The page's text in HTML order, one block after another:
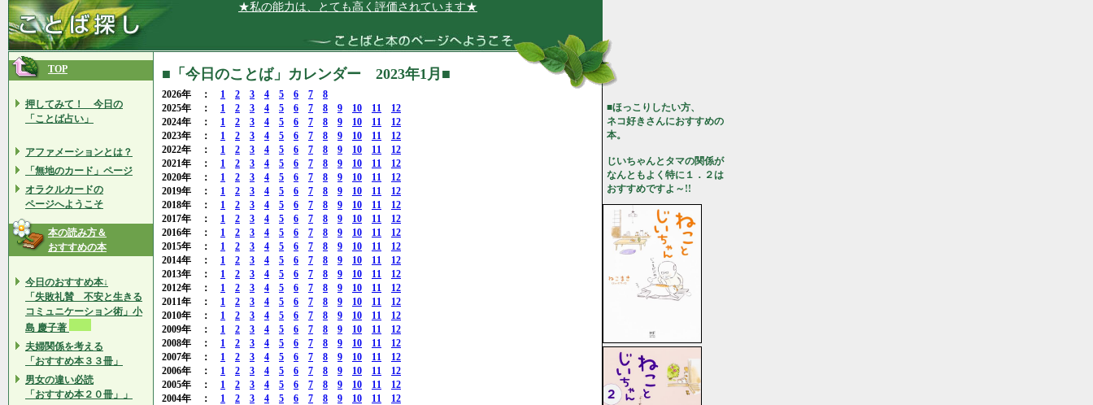
★私の能力は、とても高く評価されています★
TOP
押してみて！ 今日の
「ことば占い」
アファメーションとは？
「無地のカード」ページ
オラクルカードの
ページへようこそ
本の読み方＆
おすすめの本
今日のおすすめ本↓
「失敗礼賛 不安と生きる
コミュニケーション術」小
島 慶子著
夫婦関係を考える
「おすすめ本３３冊」
男女の違い必読
「おすすめ本２０冊」」
■「今日のことば」カレンダー 2023年1月■
2026年 ： 1 2 3 4 5 6 7
8
2025年 ： 1 2 3 4 5 6 7 8 9 10 11
12
2024年 ： 1 2 3 4 5 6 7 8 9 10 11
12
2023年 ： 1 2 3 4 5 6 7 8 9 10 11
12
2022年 ： 1 2 3 4 5 6 7 8 9 10 11
12
2021年 ： 1 2 3 4 5 6 7 8 9 10 11
12
2020年 ： 1 2 3 4 5 6 7 8 9 10 11
12
2019年 ： 1 2 3 4 5 6 7 8 9 10 11
12
2018年 ： 1 2 3 4 5 6 7 8 9 10 11
12
2017年 ： 1 2 3 4 5 6 7 8 9 10 11
12
2016年 ： 1 2 3 4 5 6 7 8 9 10 11
12
2015年 ： 1 2 3 4 5 6 7 8 9 10 11
12
2014年 ： 1 2 3 4 5 6 7 8 9 10 11
12
2013年 ： 1 2 3 4 5 6 7 8 9 10 11
12
2012年 ： 1 2 3 4 5 6 7 8 9 10 11
12
2011年 ： 1 2 3 4 5 6 7 8 9 10 11
12
2010年 ： 1 2 3 4 5 6 7 8 9 10 11
12
2009年 ： 1 2 3 4 5 6 7 8 9 10 11
12
2008年 ： 1 2 3 4 5 6 7 8 9 10 11
12
2007年 ： 1 2 3 4 5 6 7 8 9 10 11
12
2006年 ： 1 2 3 4 5 6 7 8 9 10 11
12
2005年 ： 1 2 3 4 5 6 7 8 9 10 11
12
2004年 ： 1 2 3 4 5 6 7 8 9 10 11
12
■ほっこりしたい方、
ネコ好きさんにおすすめの
本。
じいちゃんとタマの関係が
なんともよく特に１．２は
おすすめですよ～!!